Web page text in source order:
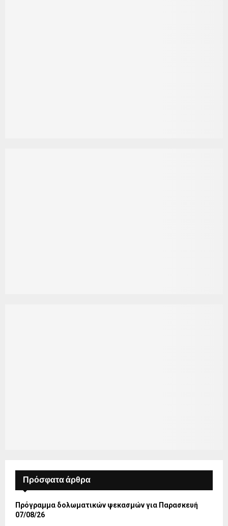
Πρόσφατα άρθρα
Πρόγραμμα δολωματικών ψεκασμών για Παρασκευή
07/08/26